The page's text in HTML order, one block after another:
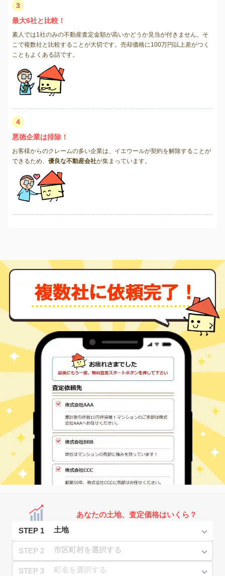
3
最大6社と比較！
素人では1社のみの不動産査定金額が高いかどうか見当が付きません。そ
こで複数社と比較することが大切です。売却価格に100万円以上差がつく
こともよくある話です。
4
悪徳企業は排除！
お客様からのクレームの多い企業は、イエウールが契約を解除することが
できるため、 優良な不動産会社が集まっています。
あなたの土地、査定価格はいくら？
STEP 1
STEP 2
STEP 3